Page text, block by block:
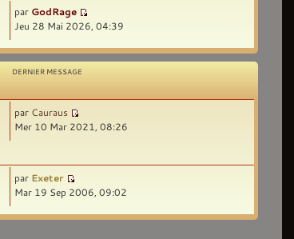
par GodRage
Jeu 28 Mai 2026, 04:39
DERNIER MESSAGE
par Cauraus
Mer 10 Mar 2021, 08:26
par Exeter
Mar 19 Sep 2006, 09:02